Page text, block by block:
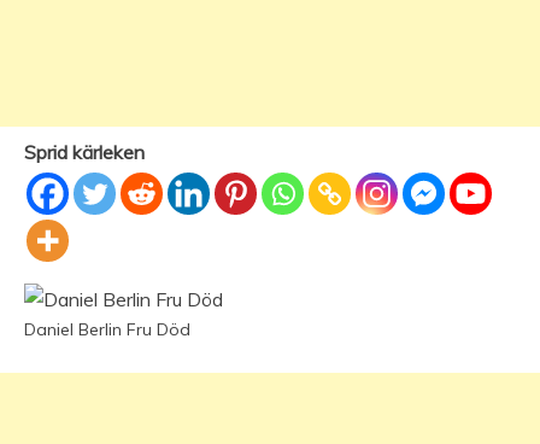
Sprid kärleken
Daniel Berlin Fru Död